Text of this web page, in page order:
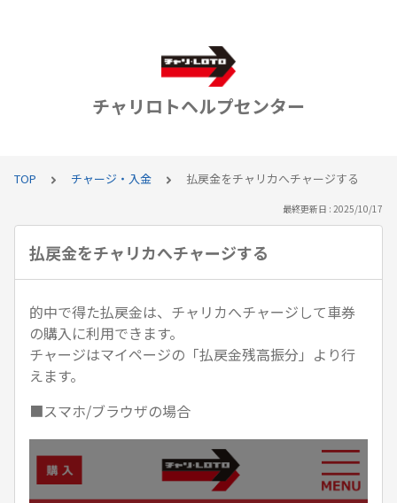
チャリロトヘルプセンター
TOP チャージ・入金 払戻金をチャリカへチャージする
最終更新日 : 2025/10/17
払戻金をチャリカへチャージする
的中で得た払戻金は、チャリカへチャージして車券
の購入に利用できます。
チャージはマイページの「払戻金残高振分」より行
えます。
■スマホ/ブラウザの場合